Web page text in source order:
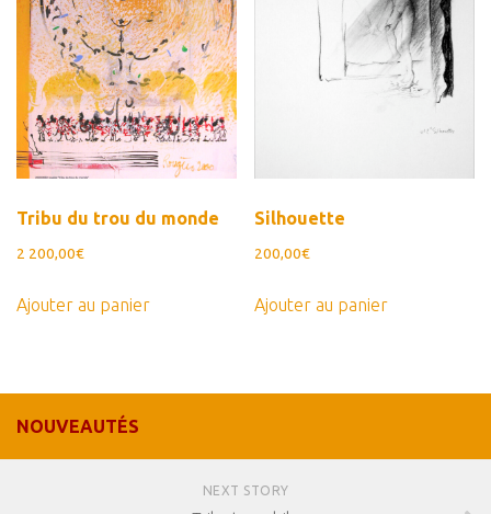
Tribu du trou du monde
2 200,00€
Ajouter au panier
Silhouette
200,00€
Ajouter au panier
NOUVEAUTÉS
NEXT STORY